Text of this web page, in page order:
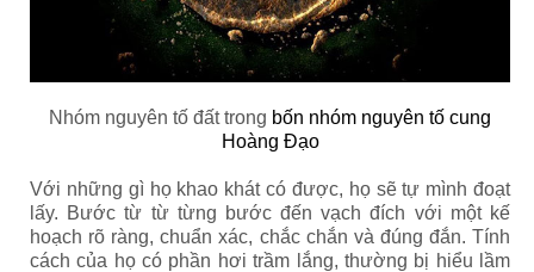
Nhóm nguyên tố đất trong bốn nhóm nguyên tố cung
Hoàng Đạo
Với những gì họ khao khát có được, họ sẽ tự mình đoạt
lấy. Bước từ từ từng bước đến vạch đích với một kế
hoạch rõ ràng, chuẩn xác, chắc chắn và đúng đắn. Tính
cách của họ có phần hơi trầm lắng, thường bị hiểu lầm